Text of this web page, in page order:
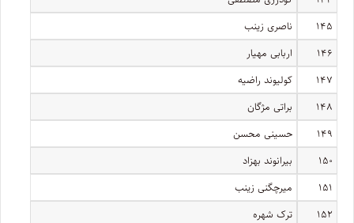
۱۴۵
ناصری زینب
۱۴۶
اربابی مهیار
۱۴۷
کولیوند راضیه
۱۴۸
براتی مژگان
۱۴۹
حسینی محسن
۱۵۰
بیرانوند بهزاد
۱۵۱
میرچگنی زینب
۱۵۲
ترک شهره